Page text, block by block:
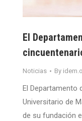
El
Noticias By
El Departamento
Universitario de
de su fundación